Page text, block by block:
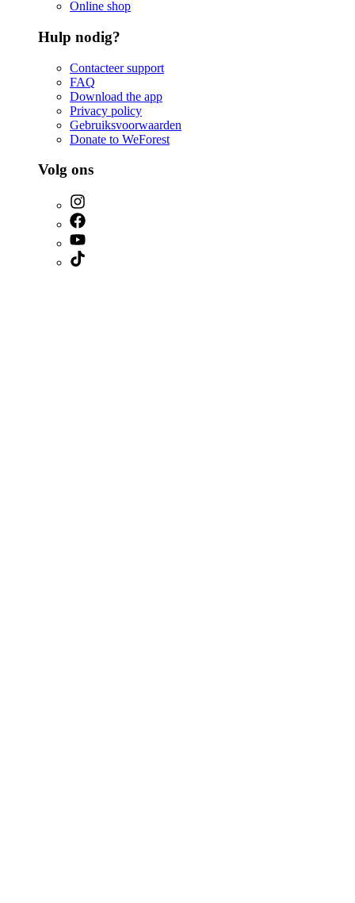
Online shop
Hulp nodig?
Contacteer support
FAQ
Download the app
Privacy policy
Gebruiksvoorwaarden
Donate to WeForest
Volg ons